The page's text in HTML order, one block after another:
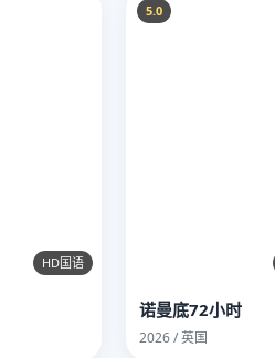
HD国语
5.0
诺曼底72小时
2026 / 英国